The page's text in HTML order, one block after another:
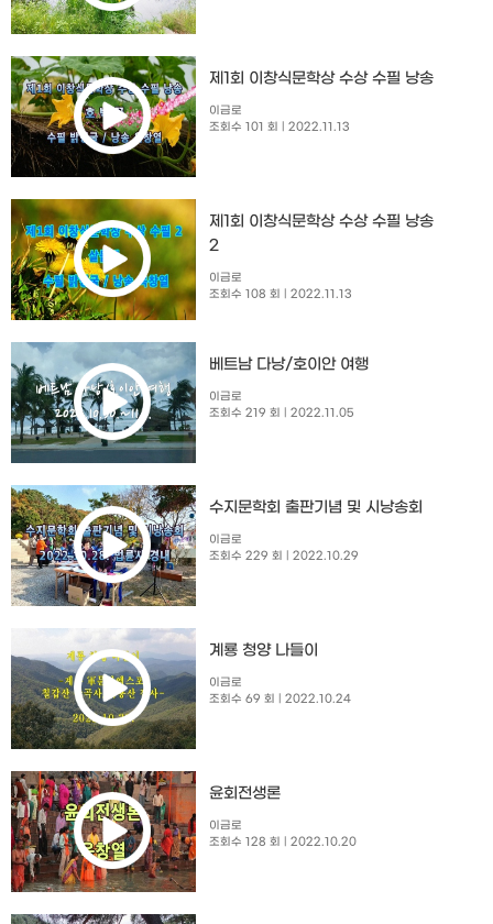
제1회 이창식문학상 수상 수필 낭송
이금로
조회수 101 회
| 2022.11.13
제1회 이창식문학상 수상 수필 낭송
2
이금로
조회수 108 회
| 2022.11.13
베트남 다낭/호이안 여행
이금로
조회수 219 회
| 2022.11.05
수지문학회 출판기념 및 시낭송회​
이금로
조회수 229 회
| 2022.10.29
계룡 청양 나들이
이금로
조회수 69 회
| 2022.10.24
윤회전생론
이금로
조회수 128 회
| 2022.10.20